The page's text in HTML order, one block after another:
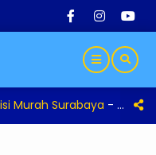
Murah Surabaya -